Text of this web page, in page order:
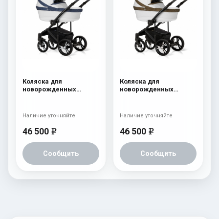
Коляска для
новорожденных
46 500 e
Сообщить
Наличие уточняйте
Коляска для
новорожденных
46 500 e
Сообщить
Наличие уточняйте